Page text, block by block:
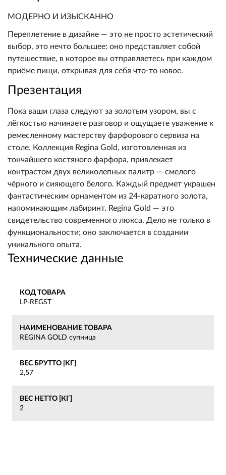
МОДЕРНО И ИЗЫСКАННО
Переплетение в дизайне — это не просто эстетический
выбор, это нечто большее: оно представляет собой
путешествие, в которое вы отправляетесь при каждом
приёме пищи, открывая для себя что-то новое.
Презентация
Пока ваши глаза следуют за золотым узором, вы с
лёгкостью начинаете разговор и ощущаете уважение к
ремесленному мастерству фарфорового сервиза на
столе. Коллекция Regina Gold, изготовленная из
тончайшего костяного фарфора, привлекает
контрастом двух великолепных палитр — смелого
чёрного и сияющего белого. Каждый предмет украшен
фантастическим орнаментом из 24-каратного золота,
напоминающим лабиринт. Regina Gold — это
свидетельство современного люкса. Дело не только в
функциональности; оно заключается в создании
уникального опыта.
Технические данные
КОД ТОВАРА
LP-REGST
НАИМЕНОВАНИЕ ТОВАРА
REGINA GOLD супница
ВЕС БРУТТО [КГ]
2,57
ВЕС НЕТТО [КГ]
2